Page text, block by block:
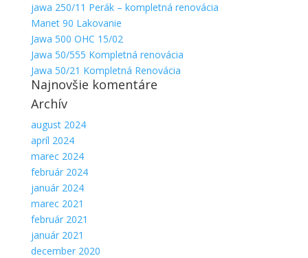
jawa 250/11 Perák – kompletná renovácia
Manet 90 Lakovanie
Jawa 500 OHC 15/02
Jawa 50/555 Kompletná renovácia
Jawa 50/21 Kompletná Renovácia
Najnovšie komentáre
Archív
august 2024
apríl 2024
marec 2024
február 2024
január 2024
marec 2021
február 2021
január 2021
december 2020